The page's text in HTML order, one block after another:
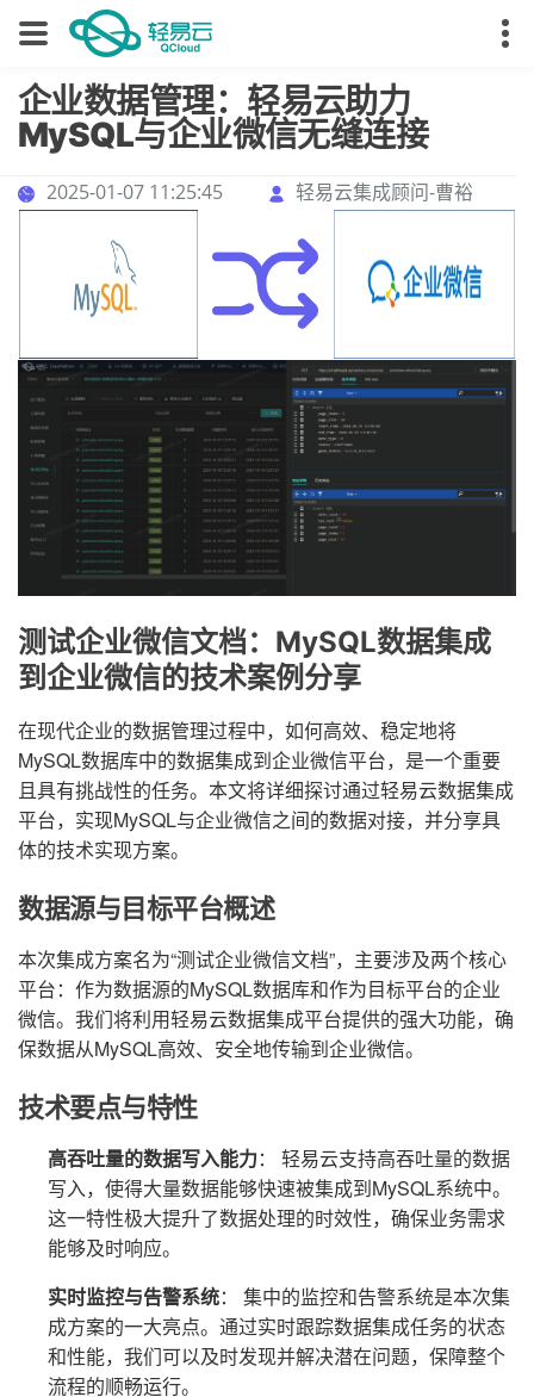
企业数据管理：轻易云助力
MySQL与企业微信无缝连接
2025-01-07 11:25:45 轻易云集成顾问-曹裕
测试企业微信文档：MySQL数据集成
到企业微信的技术案例分享
在现代企业的数据管理过程中，如何高效、稳定地将
MySQL数据库中的数据集成到企业微信平台，是一个重要
且具有挑战性的任务。本文将详细探讨通过轻易云数据集成
平台，实现MySQL与企业微信之间的数据对接，并分享具
体的技术实现方案。
数据源与目标平台概述
本次集成方案名为“测试企业微信文档”，主要涉及两个核心
平台：作为数据源的MySQL数据库和作为目标平台的企业
微信。我们将利用轻易云数据集成平台提供的强大功能，确
保数据从MySQL高效、安全地传输到企业微信。
技术要点与特性
高吞吐量的数据写入能力： 轻易云支持高吞吐量的数据
写入，使得大量数据能够快速被集成到MySQL系统中。
这一特性极大提升了数据处理的时效性，确保业务需求
能够及时响应。
实时监控与告警系统： 集中的监控和告警系统是本次集
成方案的一大亮点。通过实时跟踪数据集成任务的状态
和性能，我们可以及时发现并解决潜在问题，保障整个
流程的顺畅运行。